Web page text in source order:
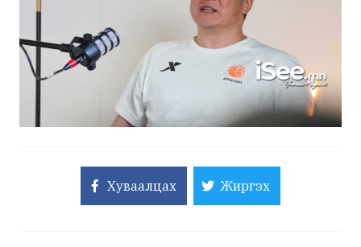
Хуваалцах Жиргэх